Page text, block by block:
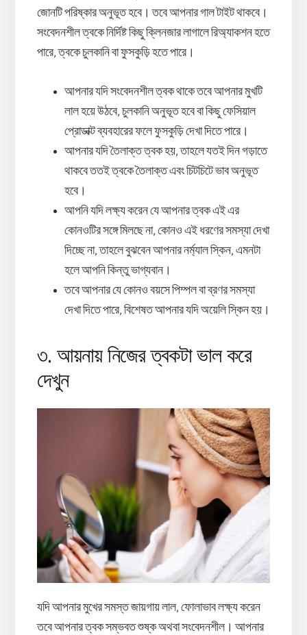
জোনটি পরিষ্কার অনুভূত হবে। তবে আপনার গাল টাইট থাকবে।
সংবেদনশীল ত্বকে নির্দিষ্ট কিছু ক্লিনজার লাগালে রিঅ্যাকশন হতে
পারে, ত্বকে চুলকানি বা ফুসকুড়ি হতে পারে।
আপনার যদি সংবেদনশীল ত্বক থাকে তবে আপনার মুখটি
লাল হয়ে উঠবে, চুলকানি অনুভূত হবে বা কিছু ফেসিয়াল
প্রোডাক্ট ব্যবহারের ফলে ফুসকুড়ি দেখা দিতে পারে।
আপনার যদি তৈলাক্ত ত্বক হয়, তাহলে যতই দিন গড়াতে
থাকবে ততই ত্বকে তৈলাক্ত এবং চিটচিটে ভাব অনুভূত
হবে।
আপনি যদি লক্ষ্য করেন যে আপনার ত্বক এই এর
কোনওটির সঙ্গে মিলছে না, কোনও এই ধরণের সমস্যা দেখা
দিচ্ছে না, তাহলে বুঝবেন আপনার নর্ম্যাল স্কিন, এমনটা
হলে আপনি কিন্তু ভাগ্যবান।
তবে আপনার যে কোনও বয়সে পিম্পল বা ব্রণর সমস্যা
দেখা দিতে পারে, বিশেষত আপনার যদি অয়েলি স্কিন হয়।
৩. আয়নায় নিজের ত্বকটা ভাল করে
দেখুন
যদি আপনার মুখের সমস্ত জায়গায় লাল, ফোলাভাব লক্ষ্য করেন
তবে আপনার ত্বক সম্ভবত শুষ্ক অথবা সংবেদনশীল। আপনার